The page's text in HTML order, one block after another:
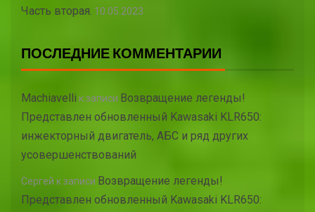
Часть вторая. 10.05.2023
ПОСЛЕДНИЕ КОММЕНТАРИИ
Machiavelli к записи Возвращение легенды!
Представлен обновленный Kawasaki KLR650:
инжекторный двигатель, АБС и ряд других
усовершенствований
Сергей к записи Возвращение легенды!
Представлен обновленный Kawasaki KLR650: